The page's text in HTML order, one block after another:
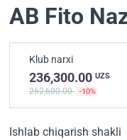
AB Fito
Klub narxi
236,300.00 UZS
262,600.00 -10%
Ishlab chiqarish shakli